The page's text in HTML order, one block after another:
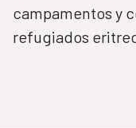
campamentos y
refugiados